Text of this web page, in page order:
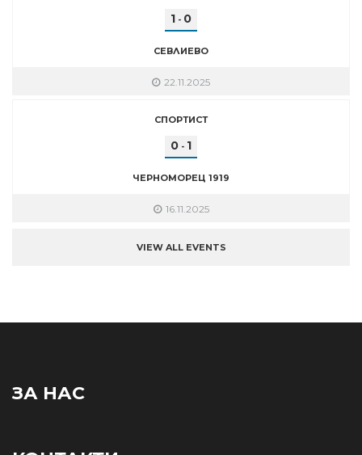
1 - 0
СЕВЛИЕВО
22.11.2025
СПОРТИСТ
0 - 1
ЧЕРНОМОРЕЦ 1919
16.11.2025
VIEW ALL EVENTS
ЗА НАС